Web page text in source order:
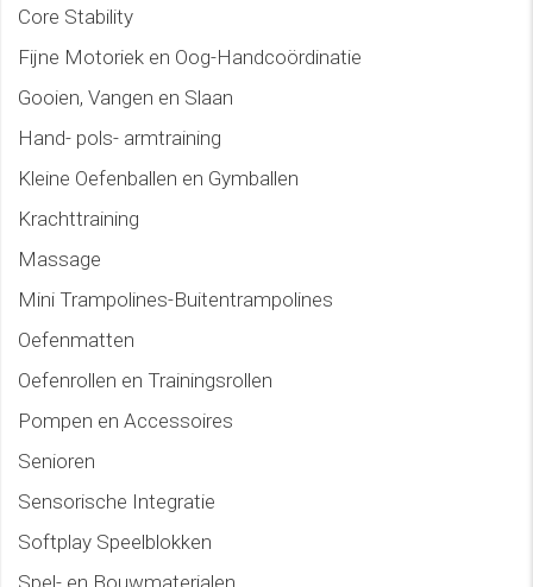
Core Stability
Fijne Motoriek en Oog-Handcoördinatie
Gooien, Vangen en Slaan
Hand- pols- armtraining
Kleine Oefenballen en Gymballen
Krachttraining
Massage
Mini Trampolines-Buitentrampolines
Oefenmatten
Oefenrollen en Trainingsrollen
Pompen en Accessoires
Senioren
Sensorische Integratie
Softplay Speelblokken
Spel- en Bouwmaterialen